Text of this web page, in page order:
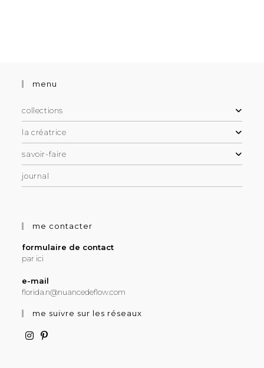
menu
collections
la créatrice
savoir-faire
journal
me contacter
formulaire de contact
par ici
e-mail
florida.n@nuancedeflow.com
me suivre sur les réseaux